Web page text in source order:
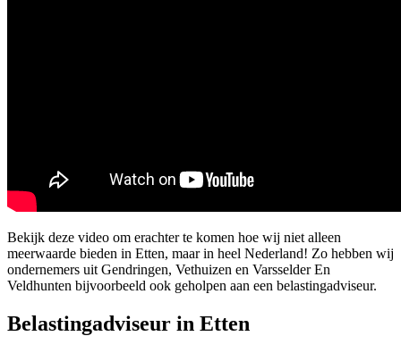
Bekijk deze video om erachter te komen hoe wij niet alleen
meerwaarde bieden in Etten, maar in heel Nederland! Zo hebben wij
ondernemers uit Gendringen, Vethuizen en Varsselder En
Veldhunten bijvoorbeeld ook geholpen aan een belastingadviseur.
Belastingadviseur in Etten